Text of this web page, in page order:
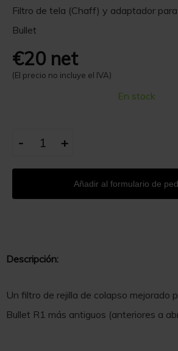
Filtro de tela (Chaff) y adaptador
Bullet
€20 net
(El precio no incluye el IVA)
En stock
Añadir al formulario de
- +
Descripción:
Un filtro de rejilla de colapso mejorado
Bullet R1 más antiguos (anteriores a